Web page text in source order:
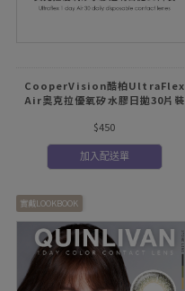
CooperVision酷柏UltraFlex
Air奧克拉優氧矽水膠日拋30片裝
$450
加入配送單
實戴LOOKBOOK